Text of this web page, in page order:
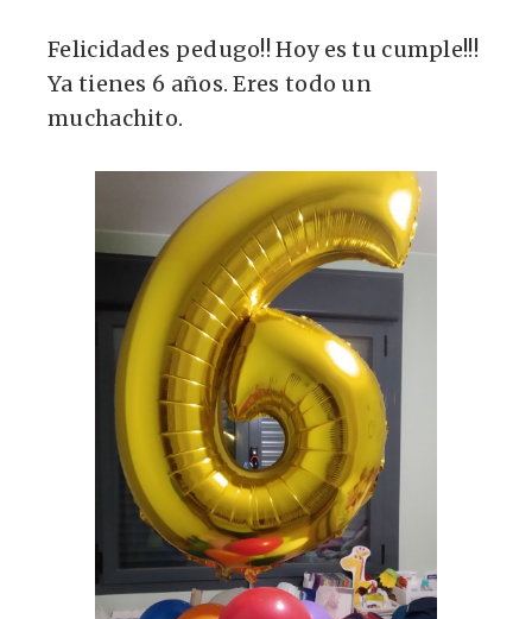
Felicidades pedugo!! Hoy es tu cumple!!!
Ya tienes 6 años. Eres todo un
muchachito.